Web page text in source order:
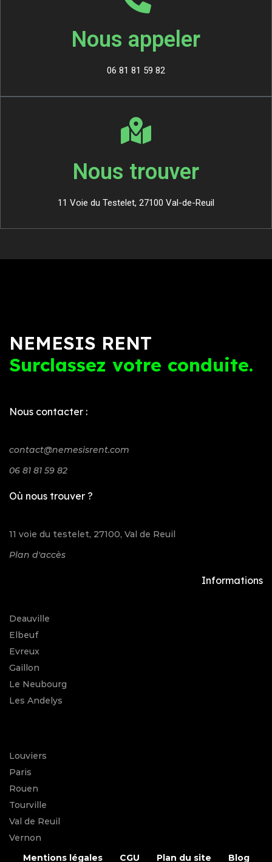
Nous appeler
06 81 81 59 82
Nous trouver
11 Voie du Testelet, 27100 Val-de-Reuil
NEMESIS RENT
Surclassez votre conduite.
Nous contacter :
contact@nemesisrent.com
06 81 81 59 82
Où nous trouver ?
11 voie du testelet, 27100, Val de Reuil
Plan d'accès
Informations
Deauville
Elbeuf
Evreux
Gaillon
Le Neubourg
Les Andelys
Louviers
Paris
Rouen
Tourville
Val de Reuil
Vernon
Mentions légales
CGU Plan du site Blog